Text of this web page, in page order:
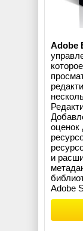
Adobe
оценок
и
Adobe